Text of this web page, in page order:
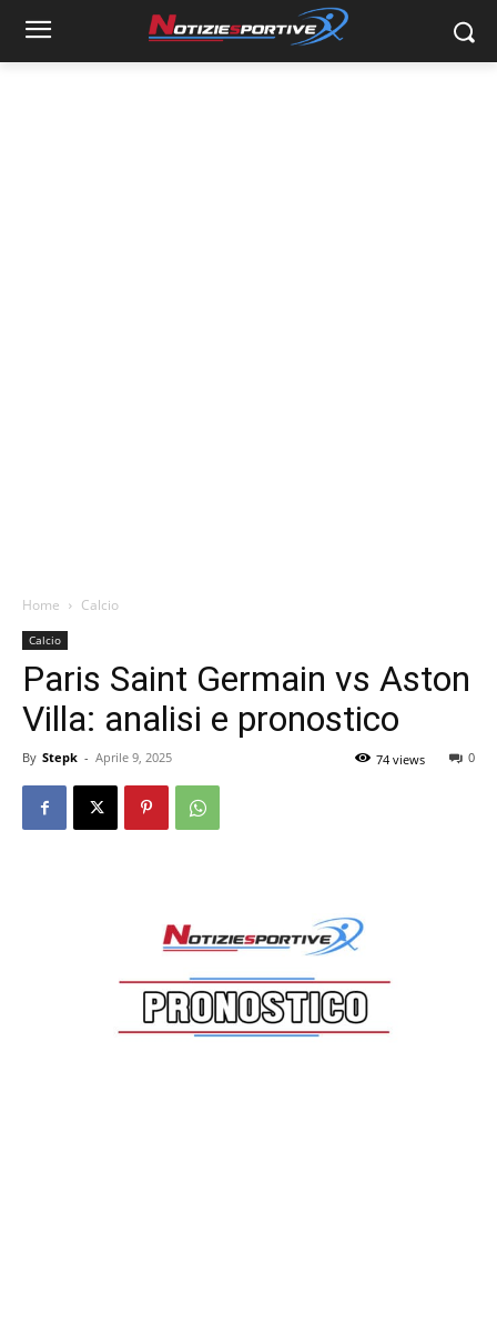
Home Calcio
Calcio
Paris Saint Germain vs Aston
Villa: analisi e pronostico
By Stepk - Aprile 9, 2025 0
74 views